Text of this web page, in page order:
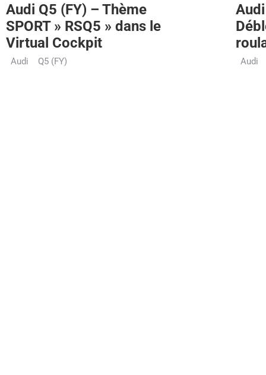
Audi Q5 (FY) – Thème
SPORT » RSQ5 » dans le
Virtual Cockpit
Audi Q5 (FY) Audi